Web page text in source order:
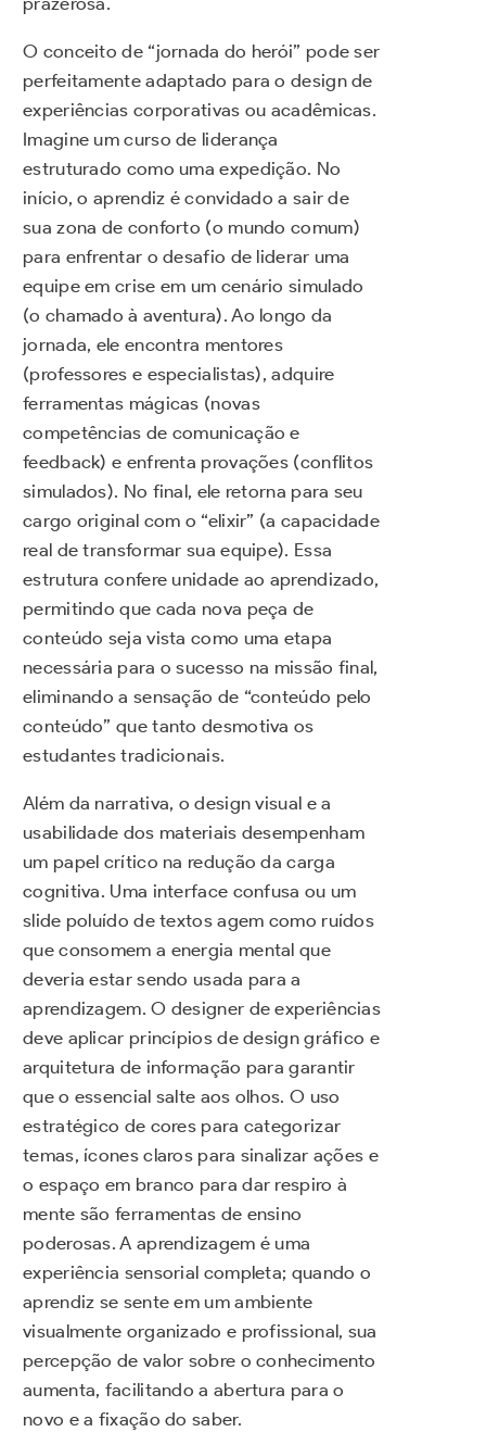
O conceito de “jornada do herói” pode ser
perfeitamente adaptado para o design de
experiências corporativas ou acadêmicas.
Imagine um curso de liderança
estruturado como uma expedição. No
início, o aprendiz é convidado a sair de
sua zona de conforto (o mundo comum)
para enfrentar o desafio de liderar uma
equipe em crise em um cenário simulado
(o chamado à aventura). Ao longo da
jornada, ele encontra mentores
(professores e especialistas), adquire
ferramentas mágicas (novas
competências de comunicação e
feedback) e enfrenta provações (conflitos
simulados). No final, ele retorna para seu
cargo original com o “elixir” (a capacidade
real de transformar sua equipe). Essa
estrutura confere unidade ao aprendizado,
permitindo que cada nova peça de
conteúdo seja vista como uma etapa
necessária para o sucesso na missão final,
eliminando a sensação de “conteúdo pelo
conteúdo” que tanto desmotiva os
estudantes tradicionais.
Além da narrativa, o design visual e a
usabilidade dos materiais desempenham
um papel crítico na redução da carga
cognitiva. Uma interface confusa ou um
slide poluído de textos agem como ruídos
que consomem a energia mental que
deveria estar sendo usada para a
aprendizagem. O designer de experiências
deve aplicar princípios de design gráfico e
arquitetura de informação para garantir
que o essencial salte aos olhos. O uso
estratégico de cores para categorizar
temas, ícones claros para sinalizar ações e
o espaço em branco para dar respiro à
mente são ferramentas de ensino
poderosas. A aprendizagem é uma
experiência sensorial completa; quando o
aprendiz se sente em um ambiente
visualmente organizado e profissional, sua
percepção de valor sobre o conhecimento
aumenta, facilitando a abertura para o
novo e a fixação do saber.